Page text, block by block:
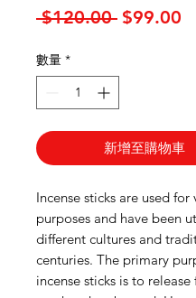
$120.00 一般價格
$99.00
數量 *
新增至購物車
Incense sticks are used for
purposes and have been
different cultures and
centuries. The primary
incense sticks is to